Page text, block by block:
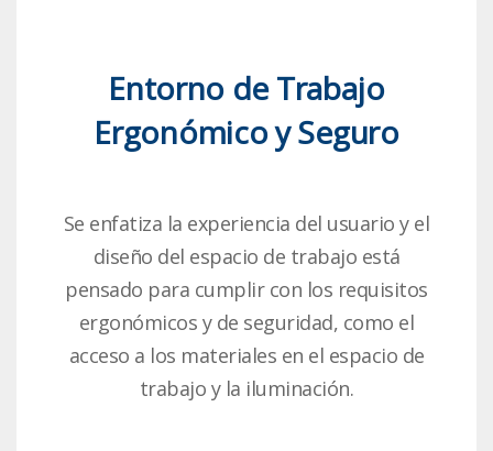
Entorno de Trabajo
Ergonómico y Seguro
Se enfatiza la experiencia del usuario y el
diseño del espacio de trabajo está
pensado para cumplir con los requisitos
ergonómicos y de seguridad, como el
acceso a los materiales en el espacio de
trabajo y la iluminación.